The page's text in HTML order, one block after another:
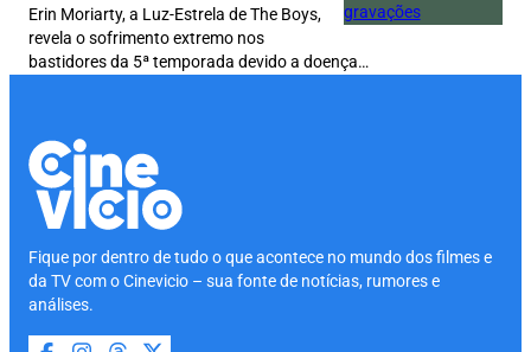
Erin Moriarty, a Luz-Estrela de The Boys,
revela o sofrimento extremo nos
bastidores da 5ª temporada devido a doença…
Fique por dentro de tudo o que acontece no mundo dos filmes e
da TV com o Cinevicio – sua fonte de notícias, rumores e
análises.